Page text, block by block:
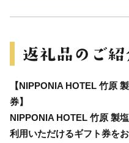
【NIPPONIA HOTEL 竹原
券】
NIPPONIA HOTEL 竹原 製
利用いただけるギフト券をお